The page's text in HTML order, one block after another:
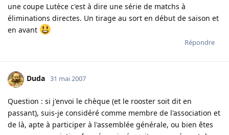
une coupe Lutèce c'est à dire une série de matchs à
éliminations directes. Un tirage au sort en début de saison et
en avant
Répondre
Duda 31 mai 2007
Question : si j'envoi le chèque (et le rooster soit dit en
passant), suis-je considéré comme membre de l'association et
de là, apte à participer à l'assemblée générale, ou bien êtes